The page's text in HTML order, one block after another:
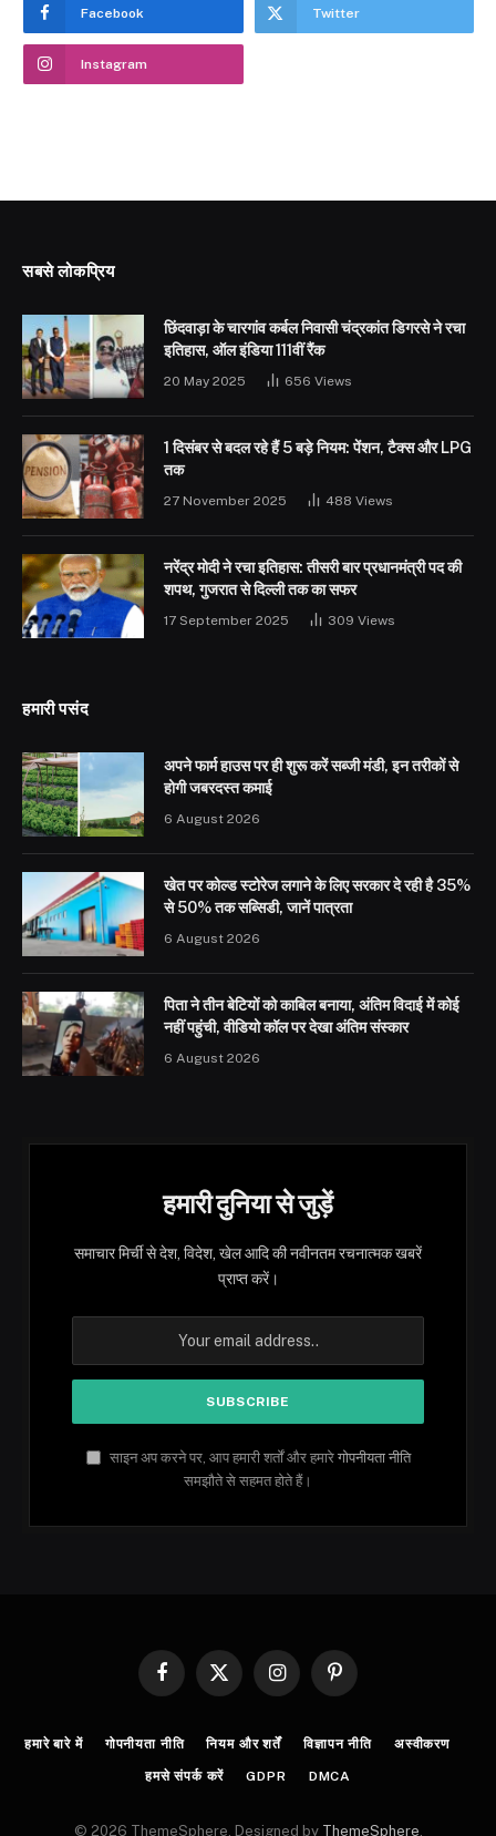
Facebook Twitter
Instagram
सबसे लोकप्रिय
छिंदवाड़ा के चारगांव कर्बल निवासी चंद्रकांत डिगरसे ने रचा
इतिहास, ऑल इंडिया 111वीं रैंक
20 May 2025 656 Views
1 दिसंबर से बदल रहे हैं 5 बड़े नियम: पेंशन, टैक्स और LPG
तक
27 November 2025 488 Views
नरेंद्र मोदी ने रचा इतिहास: तीसरी बार प्रधानमंत्री पद की
शपथ, गुजरात से दिल्ली तक का सफर
17 September 2025 309 Views
हमारी पसंद
अपने फार्म हाउस पर ही शुरू करें सब्जी मंडी, इन तरीकों से
होगी जबरदस्त कमाई
6 August 2026
खेत पर कोल्ड स्टोरेज लगाने के लिए सरकार दे रही है 35%
से 50% तक सब्सिडी, जानें पात्रता
6 August 2026
पिता ने तीन बेटियों को काबिल बनाया, अंतिम विदाई में कोई
नहीं पहुंची, वीडियो कॉल पर देखा अंतिम संस्कार
6 August 2026
हमारी दुनिया से जुड़ें
समाचार मिर्ची से देश, विदेश, खेल आदि की नवीनतम रचनात्मक खबरें
प्राप्त करें।
साइन अप करने पर, आप हमारी शर्तों और हमारे गोपनीयता नीति
समझौते से सहमत होते हैं।
Facebook
X
InstagramPinterest
हमारे बारे में गोपनीयता नीति नियम और शर्तें विज्ञापन नीति अस्वीकरण
हमसे संपर्क करें GDPR DMCA
© 2026 ThemeSphere. Designed by ThemeSphere.